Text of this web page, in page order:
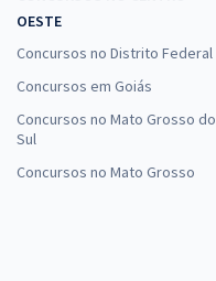
OESTE
Concursos no Distrito Federal
Concursos em Goiás
Concursos no Mato Grosso do
Sul
Concursos no Mato Grosso